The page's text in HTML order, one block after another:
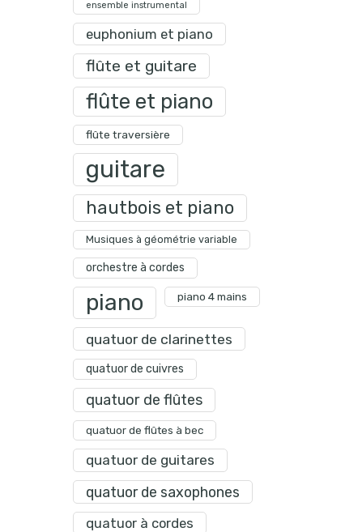
ensemble instrumental
euphonium et piano
flûte et guitare
flûte et piano
flûte traversière
guitare
hautbois et piano
Musiques à géométrie variable
orchestre à cordes
piano piano 4 mains
quatuor de clarinettes
quatuor de cuivres
quatuor de flûtes
quatuor de flûtes à bec
quatuor de guitares
quatuor de saxophones
quatuor à cordes